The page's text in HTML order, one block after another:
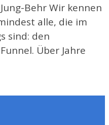
Behr Wir kennen
alle, die im
sind: den
Über Jahre